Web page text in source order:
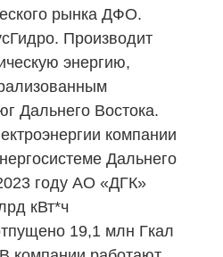
рынка ДФО.
Производит
энергию,
Дальнего Востока.
компании
Дальнего
году АО «ДГК»
кВт*ч
19,1 млн Гкал